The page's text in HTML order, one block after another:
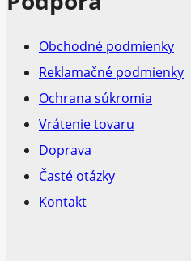
Obchodné podmienky
Reklamačné podmienky
Ochrana súkromia
Vrátenie tovaru
Doprava
Časté otázky
Kontakt